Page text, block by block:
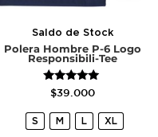
Saldo de Stock
Polera Hombre P-6 Logo
Responsibili-Tee
Valorado
5.00
de 5
$39.000
S M L XL